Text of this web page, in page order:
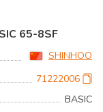
65-8SF
SHINHOO
71222006
BASIC